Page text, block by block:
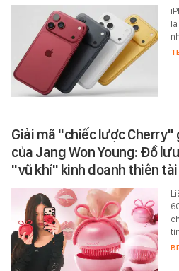
Giải mã "chiếc lược Cherry"
của Jang Won Young: Đồ
"vũ khí" kinh doanh thiên